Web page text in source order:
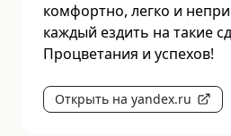
комфортно, легко и
каждый ездить на такие
Процветания и успехов!
Открыть на yandex.ru